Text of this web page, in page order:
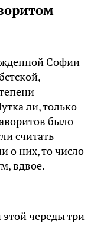
Софии
ли, только
было
считать
о них, то число
вдвое.
череды три